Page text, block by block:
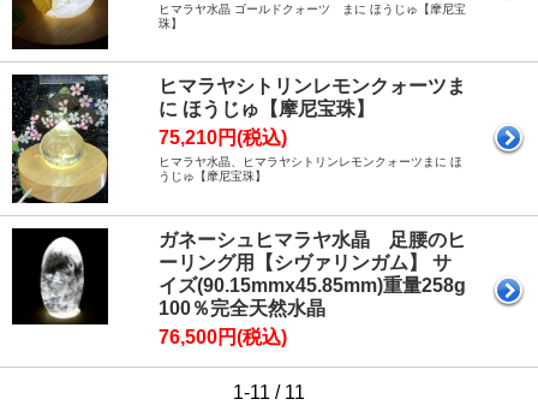
ヒマラヤ水晶 ゴールドクォーツ まに ほうじゅ【摩尼宝
珠】
ヒマラヤシトリンレモンクォーツま
に ほうじゅ【摩尼宝珠】
75,210円(税込)
ヒマラヤ水晶、ヒマラヤシトリンレモンクォーツまに ほ
うじゅ【摩尼宝珠】
ガネーシュヒマラヤ水晶 足腰のヒ
ーリング用【シヴァリンガム】 サ
イズ(90.15mmx45.85mm)重量258g
100％完全天然水晶
76,500円(税込)
1-11 / 11